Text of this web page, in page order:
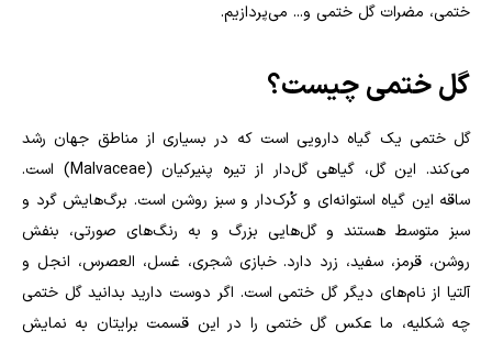
ختمی، مضرات گل ختمی و... می‌پردازیم.
گل ختمی چیست؟
گل ختمی یک گیاه دارویی است که در بسیاری از مناطق جهان رشد
می‌کند. این گل، گیاهی گل‌دار از تیره پنیرکیان (Malvaceae) است.
ساقه این گیاه استوانه‌ای و کُرک‌دار و سبز روشن است. برگ‌هایش گرد و
سبز متوسط هستند و گل‌هایی بزرگ و به رنگ‌های صورتی، بنفش
روشن، قرمز، سفید، زرد دارد. خبازی شجری، غسل، العصرس، انجل و
آلتیا از نام‌های دیگر گل ختمی است. اگر دوست دارید بدانید گل ختمی
چه شکلیه، ما عکس گل ختمی را در این قسمت برایتان به نمایش